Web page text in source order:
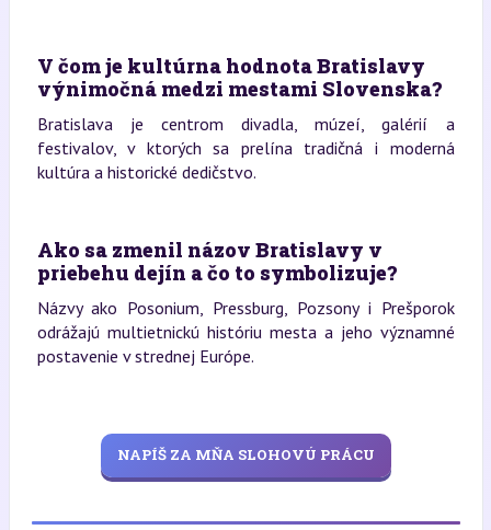
V čom je kultúrna hodnota Bratislavy
výnimočná medzi mestami Slovenska?
Bratislava je centrom divadla, múzeí, galérií a
festivalov, v ktorých sa prelína tradičná i moderná
kultúra a historické dedičstvo.
Ako sa zmenil názov Bratislavy v
priebehu dejín a čo to symbolizuje?
Názvy ako Posonium, Pressburg, Pozsony i Prešporok
odrážajú multietnickú históriu mesta a jeho významné
postavenie v strednej Európe.
NAPÍŠ ZA MŇA SLOHOVÚ PRÁCU